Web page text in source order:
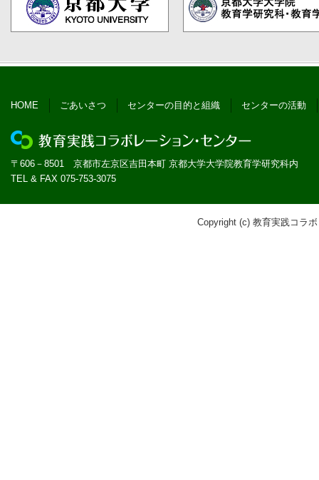
HOME ごあいさつ センターの目的と組織 センターの活動
〒606－8501 京都市左京区吉田本町 京都大学大学院教育学研究科内
TEL & FAX 075-753-3075
Copyright (c) 教育実践コラ